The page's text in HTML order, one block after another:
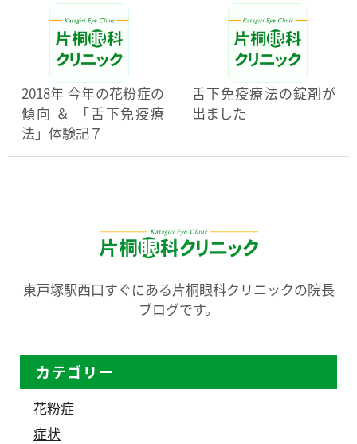
2018年 今年の花粉症の
傾向 ＆ 「舌下免疫療
法」体験記７
舌下免疫療法の錠剤が
出ました
東戸塚駅西口すぐにある片桐眼科クリニックの院長
ブログです。
カテゴリー
花粉症
症状